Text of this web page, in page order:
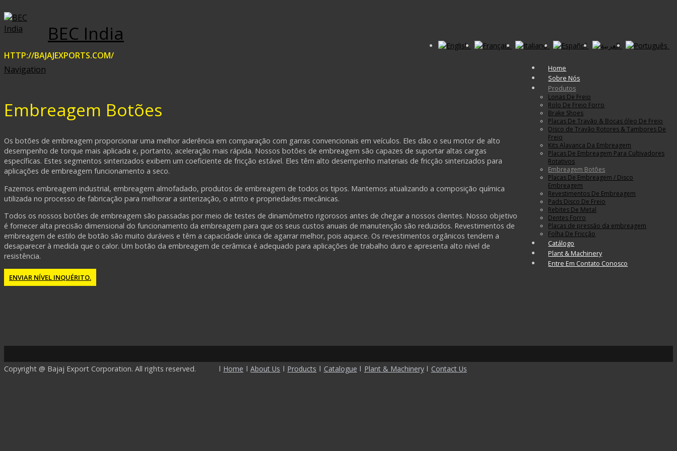
BEC India
HTTP://BAJAJEXPORTS.COM/
Navigation
Home
Sobre Nós
Produtos
Lonas De Freio
Rolo De Freio Forro
Brake Shoes
Placas De Travão & Bocas óleo De Freio
Disco de Travão Rotores & Tambores De
Freio
Kits Alavanca Da Embreagem
Placas De Embreagem Para Cultivadores
Rotativos
Embreagem Botões
Placas De Embreagem / Disco
Embreagem
Revestimentos De Embreagem
Pads Disco De Freio
Rebites De Metal
Dentes Forro
Placas de pressão da embreagem
Folha De Fricção
Catálogo
Plant & Machinery
Entre Em Contato Conosco
Embreagem Botões
Os botões de embreagem proporcionar uma melhor aderência em comparação com garras convencionais em veículos. Eles dão o seu motor de alto
desempenho de torque mais aplicada e, portanto, aceleração mais rápida. Nossos botões de embreagem são capazes de suportar altas cargas
específicas. Estes segmentos sinterizados exibem um coeficiente de fricção estável. Eles têm alto desempenho materiais de fricção sinterizados para
aplicações de embreagem funcionamento a seco.
Fazemos embreagem industrial, embreagem almofadado, produtos de embreagem de todos os tipos. Mantemos atualizando a composição química
utilizada no processo de fabricação para melhorar a sinterização, o atrito e propriedades mecânicas.
Todos os nossos botões de embreagem são passadas por meio de testes de dinamômetro rigorosos antes de chegar a nossos clientes. Nosso objetivo
é fornecer alta precisão dimensional do funcionamento da embreagem para que os seus custos anuais de manutenção são reduzidos. Revestimentos de
embreagem de estilo de botão são muito duráveis ​​e têm a capacidade única de agarrar melhor, pois aquece. Os revestimentos orgânicos tendem a
desaparecer à medida que o calor. Um botão da embreagem de cerâmica é adequado para aplicações de trabalho duro e apresenta alto nível de
resistência.
ENVIAR NÍVEL INQUÉRITO.
Copyright @ Bajaj Export Corporation. All rights reserved. l Home l About Us l Products l Catalogue l Plant & Machinery l Contact Us